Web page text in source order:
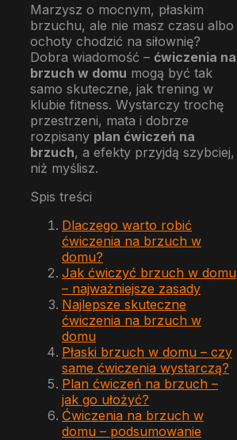
Marzysz o mocnym, płaskim
brzuchu, ale nie masz czasu albo
ochoty chodzić na siłownię?
Dobra wiadomość – ćwiczenia na
brzuch w domu mogą być tak
samo skuteczne, jak trening w
klubie fitness. Wystarczy trochę
przestrzeni, mata i dobrze
rozpisany plan ćwiczeń na
brzuch, a efekty przyjdą szybciej,
niż myślisz.
Spis treści
Dlaczego warto robić
ćwiczenia na brzuch w
domu?
Jak ćwiczyć brzuch w domu
– najważniejsze zasady
Najlepsze skuteczne
ćwiczenia na brzuch w
domu
Płaski brzuch w domu – czy
same ćwiczenia wystarczą?
Plan ćwiczeń na brzuch –
jak go ułożyć?
Ćwiczenia na brzuch w
domu – podsumowanie